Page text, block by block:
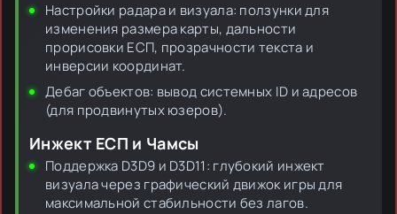
Настройки радара и визуала: ползунки для
изменения размера карты, дальности
прорисовки ЕСП, прозрачности текста и
инверсии координат.
Дебаг объектов: вывод системных ID и адресов
(для продвинутых юзеров).
Инжект ЕСП и Чамсы
Поддержка D3D9 и D3D11: глубокий инжект
визуала через графический движок игры для
максимальной стабильности без лагов.